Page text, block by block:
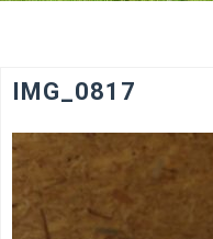
IMG_0817